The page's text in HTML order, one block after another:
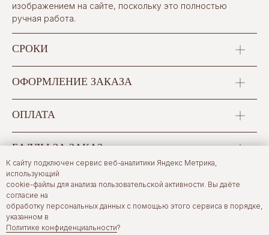
изображением на сайте, поскольку это полностью
ручная работа.
СРОКИ
ОФОРМЛЕНИЕ ЗАКАЗА
ОПЛАТА
БАЛЛЫ ЗА ЗАКАЗ
САМОВЫВОЗ
ДОСТАВКА ПО ТВЕРИ
К сайту подключен сервис веб-аналитики Яндекс Метрика,
использующий
cookie-файлы для анализа пользовательской активности. Вы даёте
согласие на
обработку персональных данных с помощью этого сервиса в порядке,
указанном в
Политике конфиденциальности?